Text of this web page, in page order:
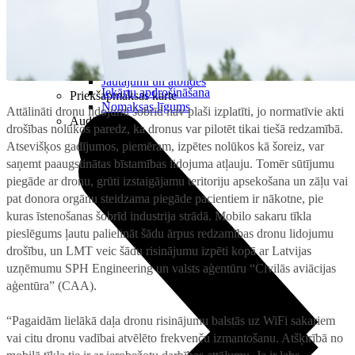
Microsoft 365 + OneDrive
5G pārklājuma karte
Jautājumi un atbildes
Priekšapmaksas karte
Projektori
Audiosistēmas
TV piederumi
Noderīgi
Iekārtu apdrošināšana
Nomaksas līgums
Audio
Attālināti dronu lidojumi šobrīd nav plaši izplatīti, jo normatīvie akti
drošības nolūkos paredz, ka dronus var pilotēt tikai tiešā redzamībā.
Atsevišķos gadījumos, piemēram, izpētes nolūkos kā šoreiz, var
saņemt paaugstinātas bīstamības lidojuma atļauju. Tomēr sūtījumu
piegāde ar dronu, grūti izstaigājamu teritoriju apsekošana un zāļu vai
pat donora orgānu steidzama piegāde pacientiem ir nākotne, pie
kuras īstenošanas šobrīd industrija strādā. Mobilo sakaru tīkla
pieslēgums ļautu palielināt šādu ārpus redzamības dronu lidojumu
drošību, un LMT veic šādu risinājumu izpēti kopā ar Latvijas
uzņēmumu SPH Engineering un valsts aģentūru “Civilās aviācijas
aģentūra” (CAA).
“Pagaidām lielākā daļa dronu risinājumu balstās uz WiFi sakariem
vai citu dronu vadībai atvēlēto frekvenču izmantošanu. Atšķirībā no